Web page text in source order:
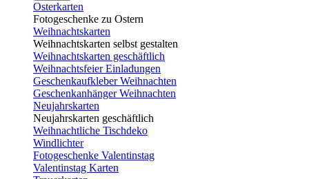
Osterkarten
Fotogeschenke zu Ostern
Weihnachtskarten
Weihnachtskarten selbst gestalten
Weihnachtskarten geschäftlich
Weihnachtsfeier Einladungen
Geschenkaufkleber Weihnachten
Geschenkanhänger Weihnachten
Neujahrskarten
Neujahrskarten geschäftlich
Weihnachtliche Tischdeko
Windlichter
Fotogeschenke Valentinstag
Valentinstag Karten